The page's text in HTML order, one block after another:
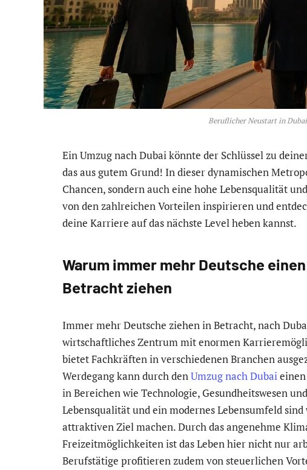
Beruflicher Neustart in
Ein Umzug nach Dubai könnte der Schlüssel zu
das aus gutem Grund! In dieser dynamischen
Chancen, sondern auch eine hohe Lebensqualität
von den zahlreichen Vorteilen inspirieren und
deine Karriere auf das nächste Level heben kannst.
Warum immer mehr Deutsche
Betracht ziehen
Immer mehr Deutsche ziehen in Betracht, nach
wirtschaftliches Zentrum mit enormen
bietet Fachkräften in verschiedenen Branchen
Werdegang kann durch denUmzug nach Dubai
in Bereichen wie Technologie, Gesundheitswesen
Lebensqualität und ein modernes Lebensumfeld
attraktiven Ziel machen. Durch das angenehme
Freizeitmöglichkeiten ist das Leben hier nicht nur
Berufstätige profitieren zudem von steuerlichen